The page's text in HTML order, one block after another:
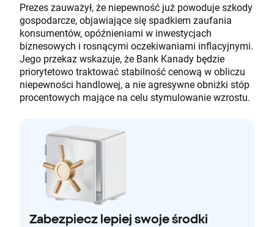
Prezes zauważył, że niepewność już powoduje szkody
gospodarcze, objawiające się spadkiem zaufania
konsumentów, opóźnieniami w inwestycjach
biznesowych i rosnącymi oczekiwaniami inflacyjnymi.
Jego przekaz wskazuje, że Bank Kanady będzie
priorytetowo traktować stabilność cenową w obliczu
niepewności handlowej, a nie agresywne obniżki stóp
procentowych mające na celu stymulowanie wzrostu.
Zabezpiecz lepiej swoje środki